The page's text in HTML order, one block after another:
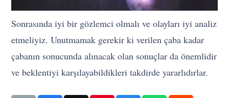
Sonrasında iyi bir gözlemci olmalı ve olayları iyi analiz
etmeliyiz. Unutmamak gerekir ki verilen çaba kadar
çabanın sonucunda alınacak olan sonuçlar da önemlidir
ve beklentiyi karşılayabildikleri takdirde yararlıdırlar.